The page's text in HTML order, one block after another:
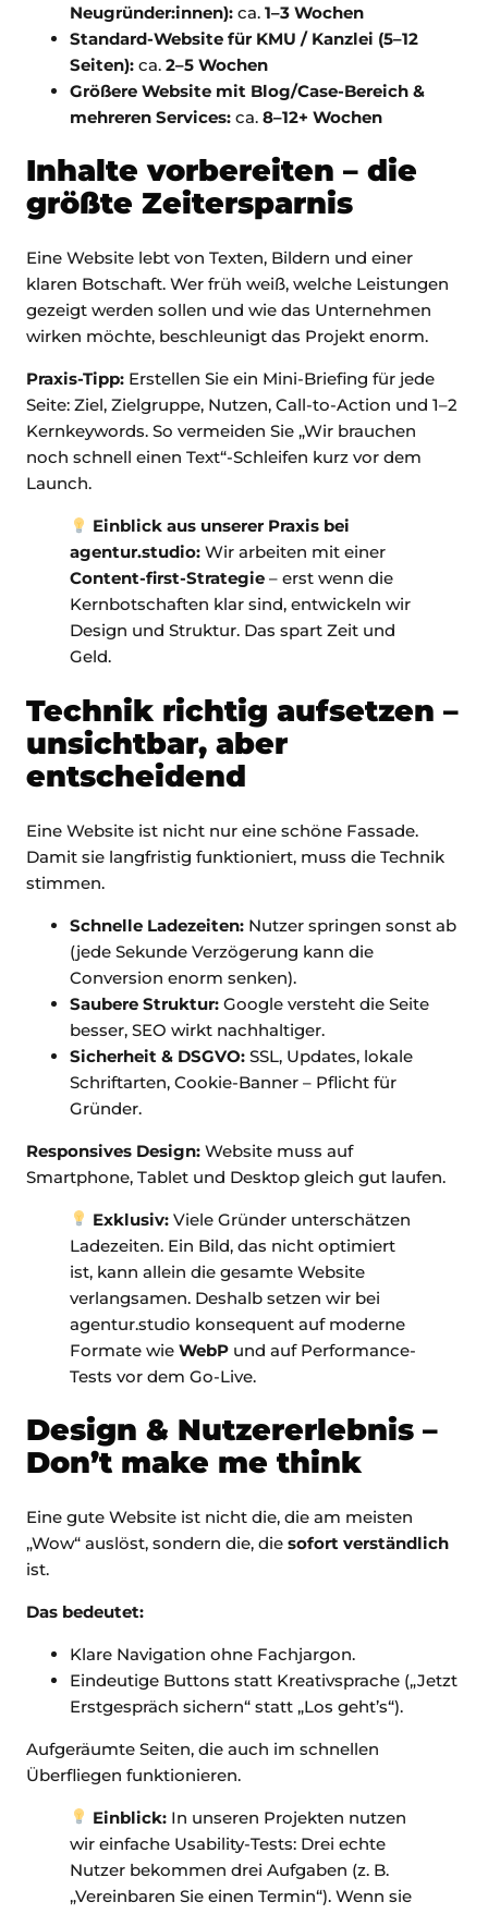
Neugründer:innen): ca. 1–3 Wochen
Standard-Website für KMU / Kanzlei (5–12
Seiten): ca. 2–5 Wochen
Größere Website mit Blog/Case-Bereich &
mehreren Services: ca. 8–12+ Wochen
Inhalte vorbereiten – die
größte Zeitersparnis
Eine Website lebt von Texten, Bildern und einer
klaren Botschaft. Wer früh weiß, welche Leistungen
gezeigt werden sollen und wie das Unternehmen
wirken möchte, beschleunigt das Projekt enorm.
Praxis-Tipp: Erstellen Sie ein Mini-Briefing für jede
Seite: Ziel, Zielgruppe, Nutzen, Call-to-Action und 1–2
Kernkeywords. So vermeiden Sie „Wir brauchen
noch schnell einen Text“-Schleifen kurz vor dem
Launch.
Einblick aus unserer Praxis bei
agentur.studio: Wir arbeiten mit einer
Content-first-Strategie – erst wenn die
Kernbotschaften klar sind, entwickeln wir
Design und Struktur. Das spart Zeit und
Geld.
Technik richtig aufsetzen –
unsichtbar, aber
entscheidend
Eine Website ist nicht nur eine schöne Fassade.
Damit sie langfristig funktioniert, muss die Technik
stimmen.
Schnelle Ladezeiten: Nutzer springen sonst ab
(jede Sekunde Verzögerung kann die
Conversion enorm senken).
Saubere Struktur: Google versteht die Seite
besser, SEO wirkt nachhaltiger.
Sicherheit & DSGVO: SSL, Updates, lokale
Schriftarten, Cookie-Banner – Pflicht für
Gründer.
Responsives Design: Website muss auf
Smartphone, Tablet und Desktop gleich gut laufen.
Exklusiv: Viele Gründer unterschätzen
Ladezeiten. Ein Bild, das nicht optimiert
ist, kann allein die gesamte Website
verlangsamen. Deshalb setzen wir bei
agentur.studio konsequent auf moderne
Formate wie WebP und auf Performance-
Tests vor dem Go-Live.
Design & Nutzererlebnis –
Don’t make me think
Eine gute Website ist nicht die, die am meisten
„Wow“ auslöst, sondern die, die sofort verständlich
ist.
Das bedeutet:
Klare Navigation ohne Fachjargon.
Eindeutige Buttons statt Kreativsprache („Jetzt
Erstgespräch sichern“ statt „Los geht’s“).
Aufgeräumte Seiten, die auch im schnellen
Überfliegen funktionieren.
Einblick: In unseren Projekten nutzen
wir einfache Usability-Tests: Drei echte
Nutzer bekommen drei Aufgaben (z. B.
„Vereinbaren Sie einen Termin“). Wenn sie